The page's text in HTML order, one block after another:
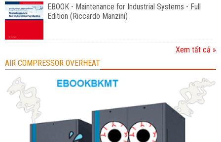
EBOOK - Maintenance for Industrial Systems - Full
Edition (Riccardo Manzini)
Xem tất cả »
AIR COMPRESSOR OVERHEAT